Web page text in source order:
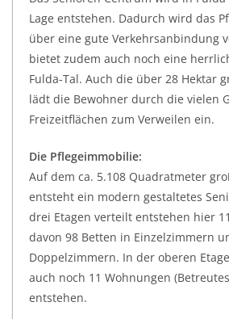
Lage entstehen. Dadurch wird das
über eine gute Verkehrsanbindung
bietet zudem auch noch eine
Fulda-Tal. Auch die über 28 Hektar
lädt die Bewohner durch die vielen
Freizeitflächen zum Verweilen ein.
Die Pflegeimmobilie:
Auf dem ca. 5.108 Quadratmeter
entsteht ein modern gestaltetes
drei Etagen verteilt entstehen hier
davon 98 Betten in Einzelzimmern
Doppelzimmern. In der oberen
auch noch 11 Wohnungen
entstehen.